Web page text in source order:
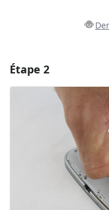
Ajouter un
Étape 2